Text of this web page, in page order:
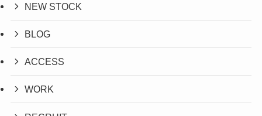
NEW STOCK
BLOG
ACCESS
WORK